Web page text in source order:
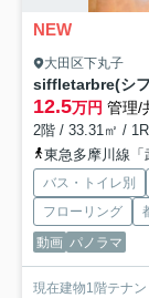
NEW
大田区下丸子
siffletarbre(シ
12.5万円 管理/
2階 / 33.31㎡ /
東急多摩川線
バス・トイレ別
フローリング
動画 パノラマ
現在建物1階テナ